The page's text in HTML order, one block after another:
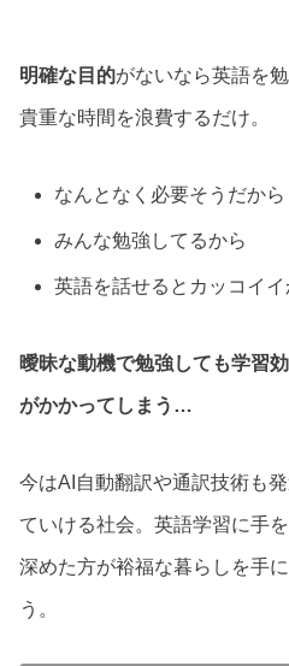
明確な目的がないなら英語を
貴重な時間を浪費するだけ。
なんとなく必要そうだから
みんな勉強してるから
英語を話せるとカッコイイ
曖昧な動機で勉強しても学習
がかかってしまう…
今はAI自動翻訳や通訳技術も
ていける社会。英語学習に手
深めた方が裕福な暮らしを手
う。